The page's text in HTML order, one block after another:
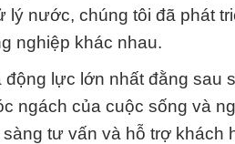
lý nước, chúng tôi đã phát
nghiệp khác nhau.
lực lớn nhất đằng sau
ngách của cuộc sống và
tư vấn và hỗ trợ khách